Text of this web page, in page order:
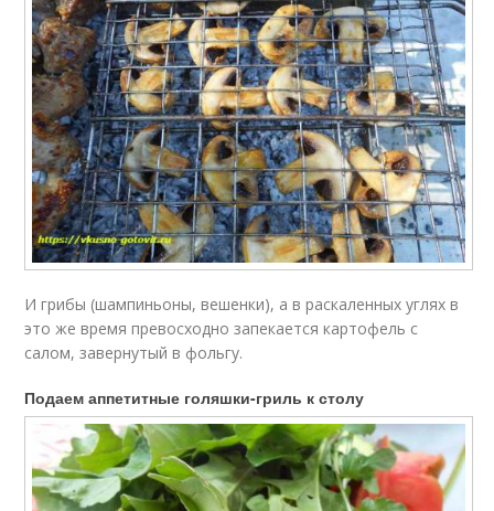
И грибы (шампиньоны, вешенки), а в раскаленных углях в
это же время превосходно запекается картофель с
салом, завернутый в фольгу.
Подаем аппетитные голяшки-гриль к столу